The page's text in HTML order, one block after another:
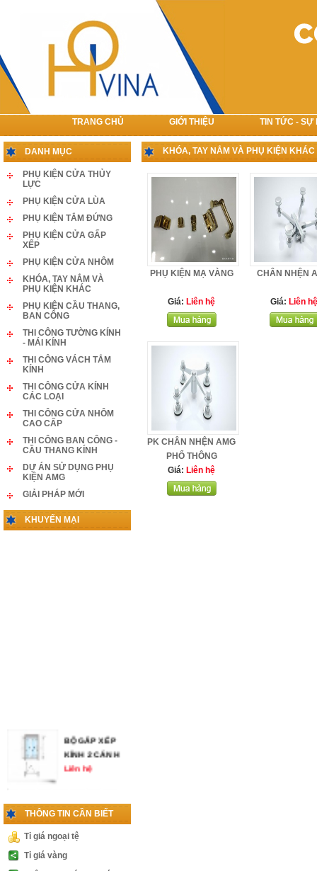
TRANG CHỦ GIỚI THIỆU TIN TỨC - SỰ
LIÊN HỆ
DANH MỤC
PHỤ KIỆN CỬA THỦY
LỰC
PHỤ KIỆN CỬA LÙA
PHỤ KIỆN TẮM ĐỨNG
PHỤ KIỆN CỬA GẤP
XẾP
PHỤ KIỆN CỬA NHÔM
KHÓA, TAY NẮM VÀ
PHỤ KIỆN KHÁC
PHỤ KIỆN CẦU THANG,
BAN CÔNG
THI CÔNG TƯỜNG KÍNH
- MÁI KÍNH
THI CÔNG VÁCH TẮM
KÍNH
THI CÔNG CỬA KÍNH
CÁC LOẠI
THI CÔNG CỬA NHÔM
CAO CẤP
THI CÔNG BAN CÔNG -
CẦU THANG KÍNH
DỰ ÁN SỬ DỤNG PHỤ
KIỆN AMG
GIẢI PHÁP MỚI
KHUYẾN MẠI
BỘ GẤP XẾP
KÍNH 2 CÁNH
KHÓA VÀ TAY
NẮM CỬA
Liên hệ
THÔNG TIN CẦN BIẾT
Tỉ giá ngoại tệ
Tỉ giá vàng
KHÓA, TAY NẮM VÀ PHỤ KIỆN KHÁC
PHỤ KIỆN MẠ VÀNG
Giá: Liên hệ
CHÂN NHỆN
Giá: Liên hệ
PK CHÂN NHỆN AMG
PHỔ THÔNG
Giá: Liên hệ